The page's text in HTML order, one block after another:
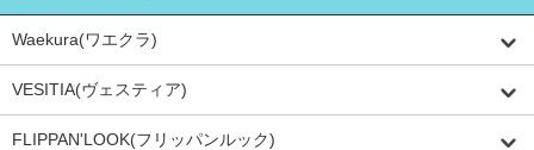
Waekura(ワエクラ)
VESITIA(ヴェスティア)
FLIPPAN'LOOK(フリッパンルック)